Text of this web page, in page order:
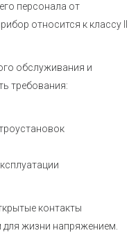
персонала от
относится к классу II
обслуживания и
требования:
контакты
жизни напряжением.